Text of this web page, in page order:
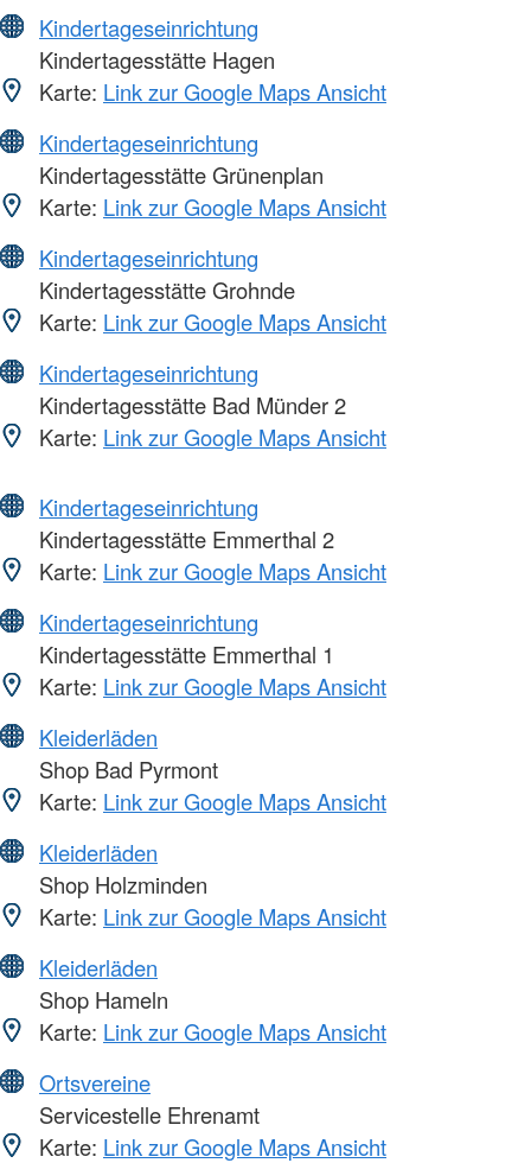
Kindertageseinrichtung
Kindertagesstätte Hagen
Karte: Link zur Google Maps Ansicht
Kindertageseinrichtung
Kindertagesstätte Grünenplan
Karte: Link zur Google Maps Ansicht
Kindertageseinrichtung
Kindertagesstätte Grohnde
Karte: Link zur Google Maps Ansicht
Kindertageseinrichtung
Kindertagesstätte Bad Münder 2
Karte: Link zur Google Maps Ansicht
Kindertageseinrichtung
Kindertagesstätte Emmerthal 2
Karte: Link zur Google Maps Ansicht
Kindertageseinrichtung
Kindertagesstätte Emmerthal 1
Karte: Link zur Google Maps Ansicht
Kleiderläden
Shop Bad Pyrmont
Karte: Link zur Google Maps Ansicht
Kleiderläden
Shop Holzminden
Karte: Link zur Google Maps Ansicht
Kleiderläden
Shop Hameln
Karte: Link zur Google Maps Ansicht
Ortsvereine
Servicestelle Ehrenamt
Karte: Link zur Google Maps Ansicht